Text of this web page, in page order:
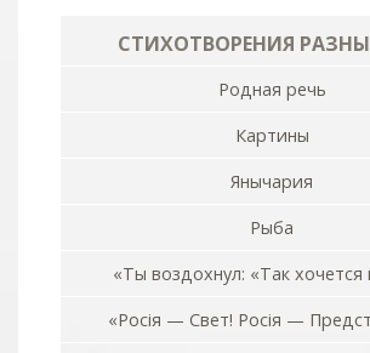
СТИХОТВОРЕНИЯ
Родная речь
Картины
Янычария
Рыба
«Ты воздохнул: «Так хочется
«Росiя — Свет! Росiя —